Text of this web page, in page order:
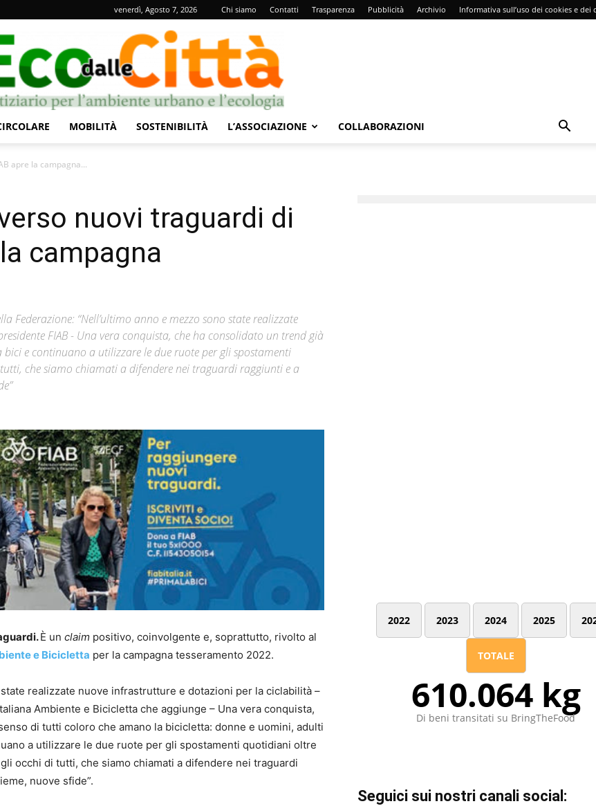
venerdì, Agosto 7, 2026 Chi siamo Contatti Trasparenza Pubblicità Archivio Informativa sull’uso dei cookies e dei
Città
MOBILITÀ SOSTENIBILITÀ L’ASSOCIAZIONE COLLABORAZIONI
apre la campagna...
nuovi traguardi di
campagna
“Nell’ultimo anno e mezzo sono state realizzate
FIAB - Una vera conquista, che ha consolidato un trend già
e continuano a utilizzare le due ruote per gli spostamenti
che siamo chiamati a difendere nei traguardi raggiunti e a
È un claim positivo, coinvolgente e, soprattutto, rivolto al
e Bicicletta per la campagna tesseramento 2022.
realizzate nuove infrastrutture e dotazioni per la ciclabilità –
Ambiente e Bicicletta che aggiunge – Una vera conquista,
di tutti coloro che amano la bicicletta: donne e uomini, adulti
a utilizzare le due ruote per gli spostamenti quotidiani oltre
occhi di tutti, che siamo chiamati a difendere nei traguardi
nuove sfide”.
2022 2023 2024 2025
TOTALE
610.064 kg
Di beni transitati su BringTheFood
Seguici sui nostri canali social: